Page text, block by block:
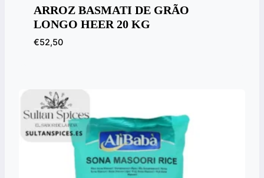
ARROZ BASMATI DE GRÃO
LONGO HEER 20 KG
€52,50